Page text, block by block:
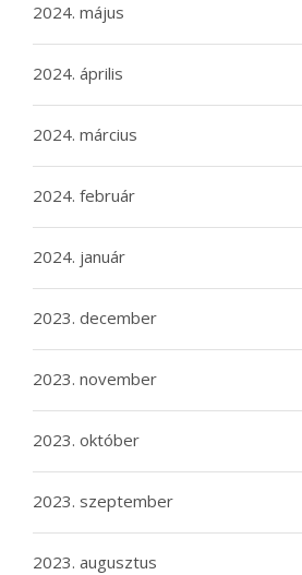
2024. május
2024. április
2024. március
2024. február
2024. január
2023. december
2023. november
2023. október
2023. szeptember
2023. augusztus